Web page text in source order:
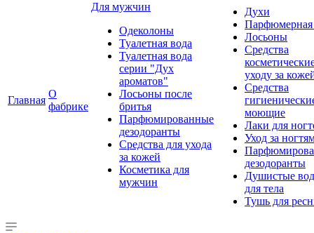
Главная
О
фабрике
Для мужчин
Одеколоны
Туалетная вода
Туалетная вода
серии "Дух
ароматов"
Лосьоны после
бритья
Парфюмированные
дезодоранты
Средства для ухода
за кожей
Косметика для
мужчин
Духи
Парфюмерная
Лосьоны
Средства
уходу за
Средства
моющие
Лаки для
Уход за
дезодоранты
Душистые
для тела
Тушь для